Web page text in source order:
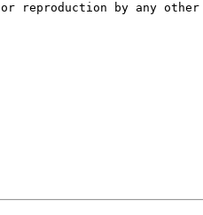
reproduction by any other